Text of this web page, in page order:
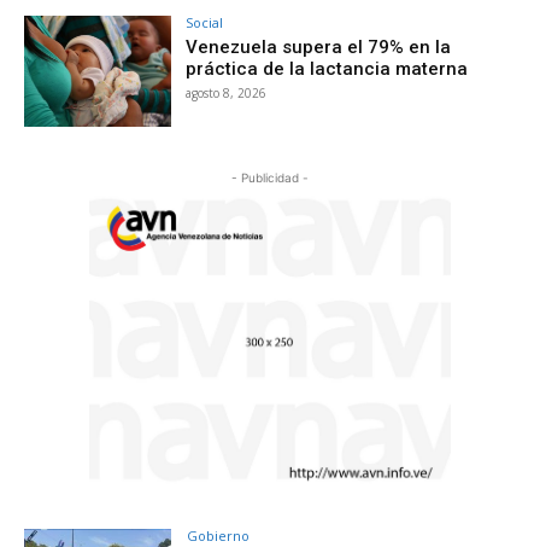
Social
Venezuela supera el 79% en la
práctica de la lactancia materna
agosto 8, 2026
- Publicidad -
Gobierno